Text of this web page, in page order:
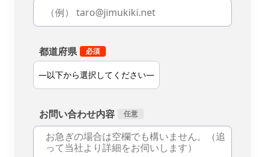
都道府県
お問い合わせ内容